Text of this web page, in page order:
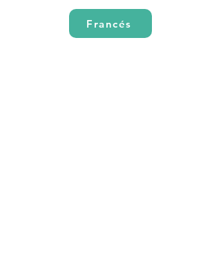
Francés